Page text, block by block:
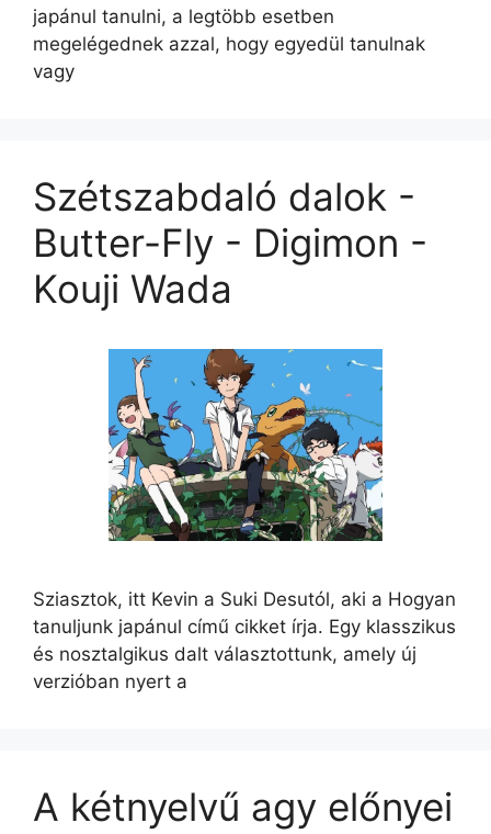
japánul tanulni, a legtöbb esetben
megelégednek azzal, hogy egyedül tanulnak
vagy
Szétszabdaló dalok -
Butter-Fly - Digimon -
Kouji Wada
Sziasztok, itt Kevin a Suki Desutól, aki a Hogyan
tanuljunk japánul című cikket írja. Egy klasszikus
és nosztalgikus dalt választottunk, amely új
verzióban nyert a
A kétnyelvű agy előnyei